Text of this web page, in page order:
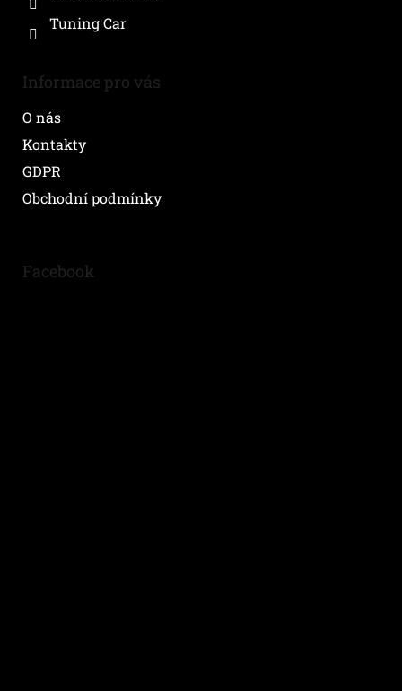
Tuning Car
Informace pro vás
O nás
Kontakty
GDPR
Obchodní podmínky
Facebook